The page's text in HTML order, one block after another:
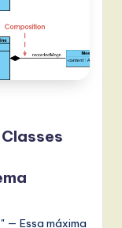
— Essa máxima